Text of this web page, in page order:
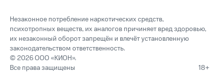
Незаконное потребление наркотических средств,
психотропных веществ, их аналогов причиняет вред здоровью,
их незаконный оборот запрещён и влечёт установленную
законодательством ответственность.
© 2026 ООО «КИОН».
Все права защищены
18+